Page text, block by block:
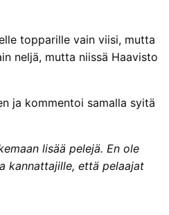
topparille vain viisi, mutta
neljä, mutta niissä Haavisto
ja kommentoi samalla syitä
lisää pelejä. En ole
kannattajille, että pelaajat